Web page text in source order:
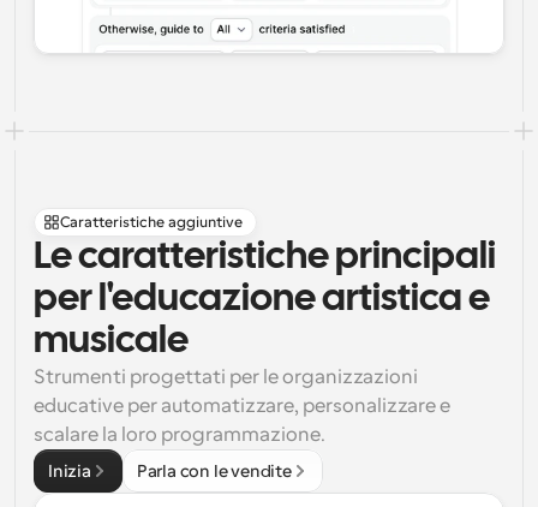
Caratteristiche aggiuntive
Le caratteristiche principali
per l'educazione artistica e
musicale
Strumenti progettati per le organizzazioni
educative per automatizzare, personalizzare e
scalare la loro programmazione.
Inizia Parla con le vendite